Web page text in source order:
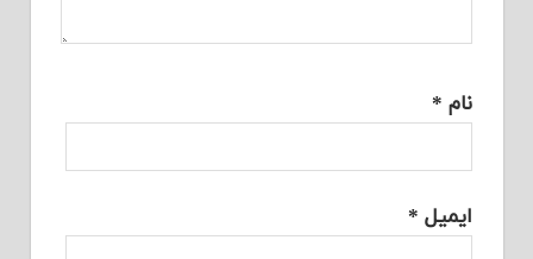
نام *
ایمیل *